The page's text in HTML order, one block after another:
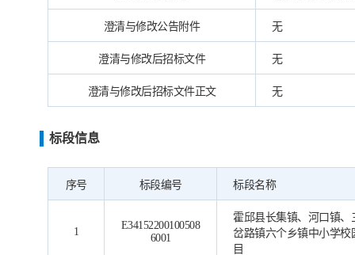
澄清与修改公告附件 无
澄清与修改后招标文件 无
澄清与修改后招标文件正文 无
标段信息
序号 标段编号 标段名称
1
E34152200100508
6001
霍邱县长集镇、河口镇
岔路镇六个乡镇中小学
目